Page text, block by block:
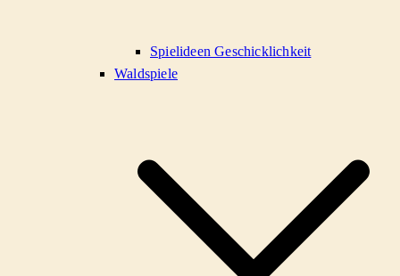
Spielideen Geschicklichkeit
Waldspiele